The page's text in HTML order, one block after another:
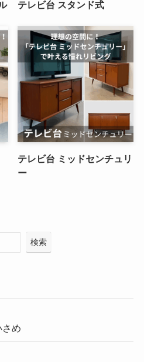
テレビ台 スタンド式
テレビ台 ミッドセンチュリ
ー
検索
さめ